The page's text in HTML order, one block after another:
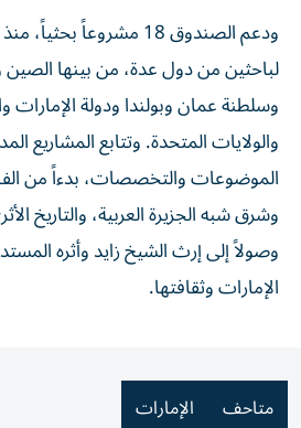
لباحثين من دول عدة، من بينها الصين
وسلطنة عمان وبولندا ودولة الإمارات
والولايات المتحدة. وتتابع المشاريع
الموضوعات والتخصصات، بدءاً من
وشرق شبه الجزيرة العربية، والتاريخ
وصولاً إلى إرث الشيخ زايد وأثره
الإمارات وثقافتها.
متاحف الإمارات